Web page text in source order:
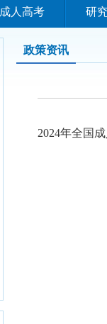
成人高考 研
政策资讯
2024年全国